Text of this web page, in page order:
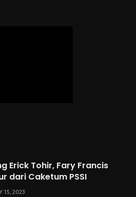
Erick Tohir, Fary Francis
dari Caketum PSSI
15, 2023